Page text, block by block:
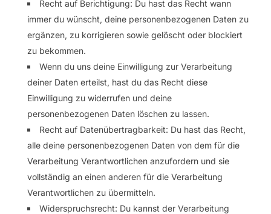
Recht auf Berichtigung: Du hast das Recht wann
immer du wünscht, deine personenbezogenen Daten zu
ergänzen, zu korrigieren sowie gelöscht oder blockiert
zu bekommen.
Wenn du uns deine Einwilligung zur Verarbeitung
deiner Daten erteilst, hast du das Recht diese
Einwilligung zu widerrufen und deine
personenbezogenen Daten löschen zu lassen.
Recht auf Datenübertragbarkeit: Du hast das Recht,
alle deine personenbezogenen Daten von dem für die
Verarbeitung Verantwortlichen anzufordern und sie
vollständig an einen anderen für die Verarbeitung
Verantwortlichen zu übermitteln.
Widerspruchsrecht: Du kannst der Verarbeitung